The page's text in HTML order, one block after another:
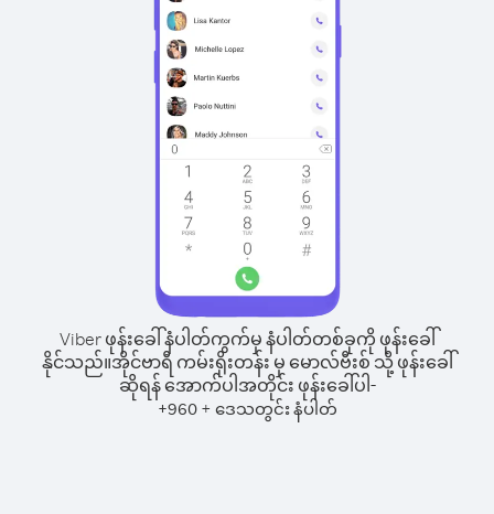
Viber ဖုန်းခေါ်နံပါတ်ကွက်မှ နံပါတ်တစ်ခုကို ဖုန်းခေါ်
နိုင်သည်။အိုင်ဗာရီ ကမ်းရိုးတန်း မှ မောလ်ဗီးစ် သို့ ဖုန်းခေါ်
ဆိုရန် အောက်ပါအတိုင်း ဖုန်းခေါ်ပါ-
+960+ ဒေသတွင်း နံပါတ်